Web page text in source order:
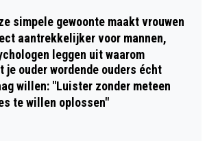
simpele gewoonte maakt vrouwen
aantrekkelijker voor mannen,
leggen uit waarom
je ouder wordende ouders écht
willen: "Luister zonder meteen
te willen oplossen"